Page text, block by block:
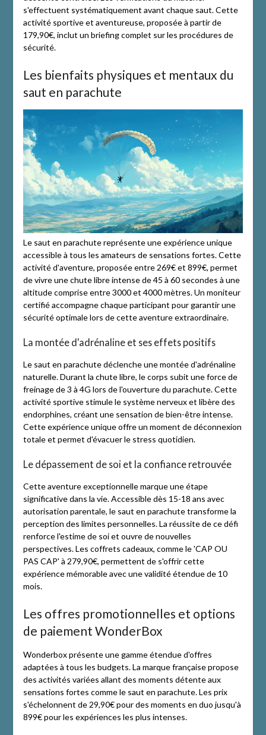
s'effectuent systématiquement avant chaque saut. Cette
activité sportive et aventureuse, proposée à partir de
179,90€, inclut un briefing complet sur les procédures de
sécurité.
Les bienfaits physiques et mentaux du
saut en parachute
Le saut en parachute représente une expérience unique
accessible à tous les amateurs de sensations fortes. Cette
activité d'aventure, proposée entre 269€ et 899€, permet
de vivre une chute libre intense de 45 à 60 secondes à une
altitude comprise entre 3000 et 4000 mètres. Un moniteur
certifié accompagne chaque participant pour garantir une
sécurité optimale lors de cette aventure extraordinaire.
La montée d'adrénaline et ses effets positifs
Le saut en parachute déclenche une montée d'adrénaline
naturelle. Durant la chute libre, le corps subit une force de
freinage de 3 à 4G lors de l'ouverture du parachute. Cette
activité sportive stimule le système nerveux et libère des
endorphines, créant une sensation de bien-être intense.
Cette expérience unique offre un moment de déconnexion
totale et permet d'évacuer le stress quotidien.
Le dépassement de soi et la confiance retrouvée
Cette aventure exceptionnelle marque une étape
significative dans la vie. Accessible dès 15-18 ans avec
autorisation parentale, le saut en parachute transforme la
perception des limites personnelles. La réussite de ce défi
renforce l'estime de soi et ouvre de nouvelles
perspectives. Les coffrets cadeaux, comme le 'CAP OU
PAS CAP' à 279,90€, permettent de s'offrir cette
expérience mémorable avec une validité étendue de 10
mois.
Les offres promotionnelles et options
de paiement WonderBox
Wonderbox présente une gamme étendue d'offres
adaptées à tous les budgets. La marque française propose
des activités variées allant des moments détente aux
sensations fortes comme le saut en parachute. Les prix
s'échelonnent de 29,90€ pour des moments en duo jusqu'à
899€ pour les expériences les plus intenses.